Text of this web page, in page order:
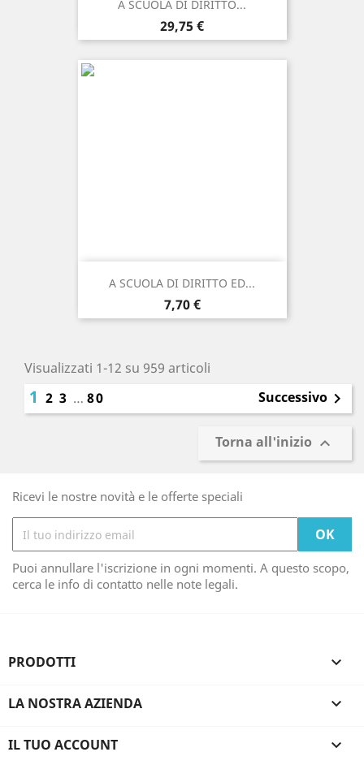
A SCUOLA DI DIRITTO...
Prezzo
29,75 €
A SCUOLA DI DIRITTO ED...
Prezzo
7,70 €
Visualizzati 1-12 su 959 articoli
1 2 3 … 80 Successivo 
Torna all'inizio 
Ricevi le nostre novità e le offerte speciali
Puoi annullare l'iscrizione in ogni momenti. A questo scopo,
cerca le info di contatto nelle note legali.
PRODOTTI 
LA NOSTRA AZIENDA 
IL TUO ACCOUNT 